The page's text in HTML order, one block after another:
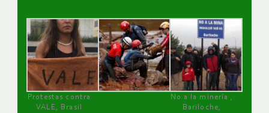
Protestas contra
VALE, Brasil
No a la minería ,
Bariloche,